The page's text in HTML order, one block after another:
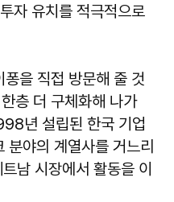
자 유치를 적극적으로
을 직접 방문해 줄 것
층 더 구체화해 나가
년 설립된 한국 기업
야의 계열사를 거느리
남 시장에서 활동을 이